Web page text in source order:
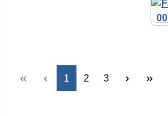
Seite
1 Seite
2 Seite
3